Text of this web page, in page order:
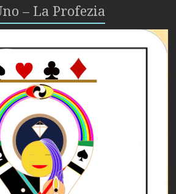
– La Profezia